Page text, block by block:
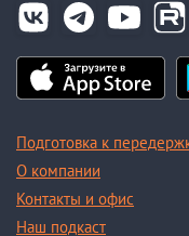
Подготовка к
О компании
Контакты и офис
Наш подкаст